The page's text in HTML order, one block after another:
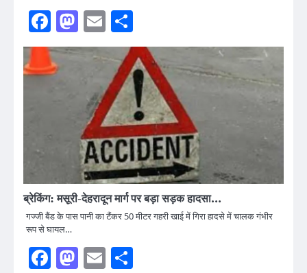
Facebook
Mastodon
Email
ब्रेकिंग: मसूरी-देहरादून मार्ग पर बड़ा सड़क हादसा…
गज्जी बैंड के पास पानी का टैंकर 50 मीटर गहरी खाई में गिरा हादसे में चालक गंभीर
रूप से घायल…
Facebook
Mastodon
Email